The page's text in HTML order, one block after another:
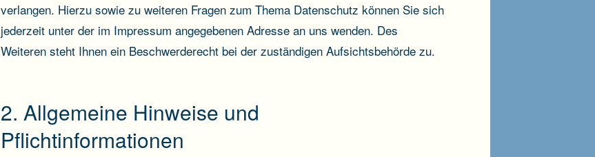
verlangen. Hierzu sowie zu weiteren Fragen zum Thema Datenschutz können Sie sich
jederzeit unter der im Impressum angegebenen Adresse an uns wenden. Des
Weiteren steht Ihnen ein Beschwerderecht bei der zuständigen Aufsichtsbehörde zu.
2. Allgemeine Hinweise und
Pflichtinformationen